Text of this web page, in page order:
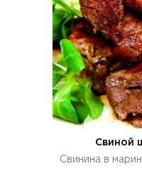
Свиной
Свинина в